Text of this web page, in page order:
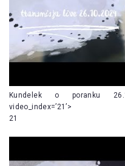
Kundelek o poranku
video_index=’21’>
21